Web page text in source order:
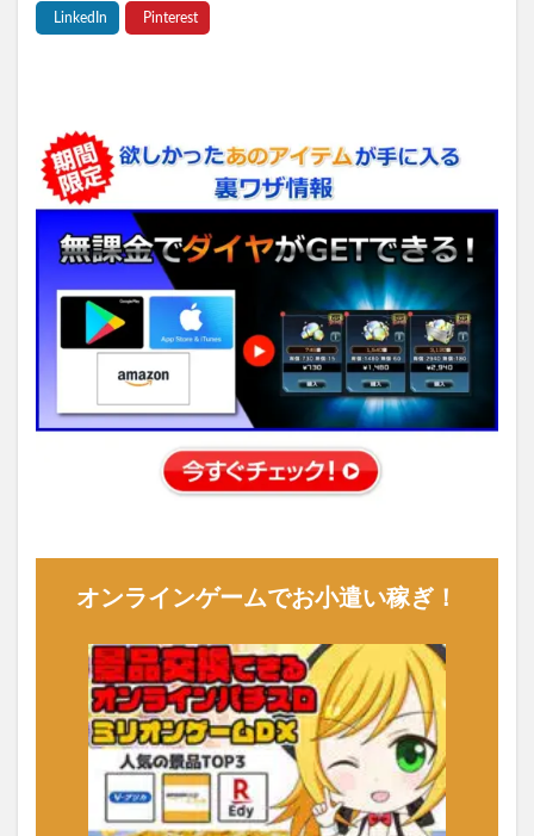
オンラインゲームでお小遣い稼ぎ！